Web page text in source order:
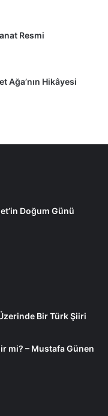
Resmi
Ağa’nın Hikâyesi
Doğum Günü
Bir Türk Şiiri
mi? – Mustafa Günen